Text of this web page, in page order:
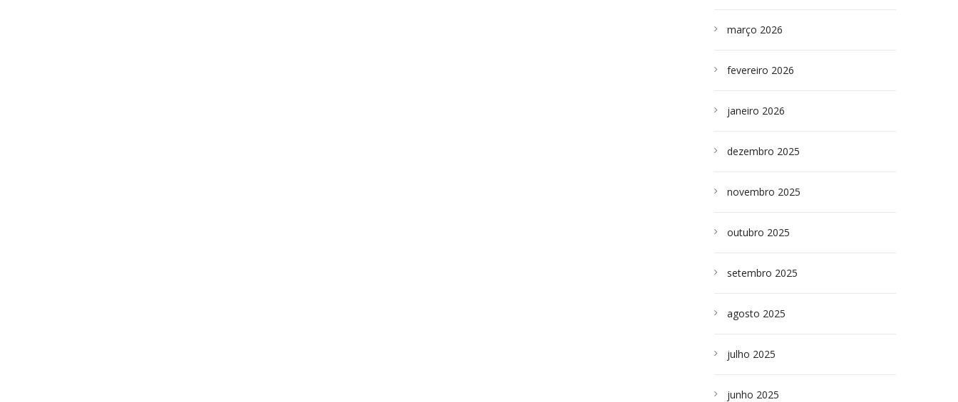
março 2026
fevereiro 2026
janeiro 2026
dezembro 2025
novembro 2025
outubro 2025
setembro 2025
agosto 2025
julho 2025
junho 2025